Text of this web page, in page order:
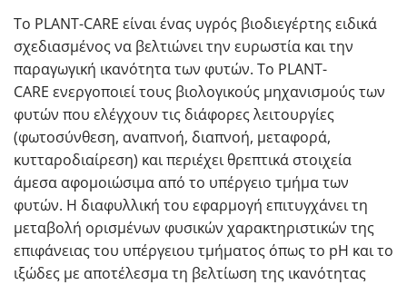
Το PLANT-CARE είναι ένας υγρός βιοδιεγέρτης ειδικά
σχεδιασμένος να βελτιώνει την ευρωστία και την
παραγωγική ικανότητα των φυτών. Το PLANT-
CARE ενεργοποιεί τους βιολογικούς μηχανισμούς των
φυτών που ελέγχουν τις διάφορες λειτουργίες
(φωτοσύνθεση, αναπνοή, διαπνοή, μεταφορά,
κυτταροδιαίρεση) και περιέχει θρεπτικά στοιχεία
άμεσα αφομοιώσιμα από το υπέργειο τμήμα των
φυτών. Η διαφυλλική του εφαρμογή επιτυγχάνει τη
μεταβολή ορισμένων φυσικών χαρακτηριστικών της
επιφάνειας του υπέργειου τμήματος όπως το pH και το
ιξώδες με αποτέλεσμα τη βελτίωση της ικανότητας